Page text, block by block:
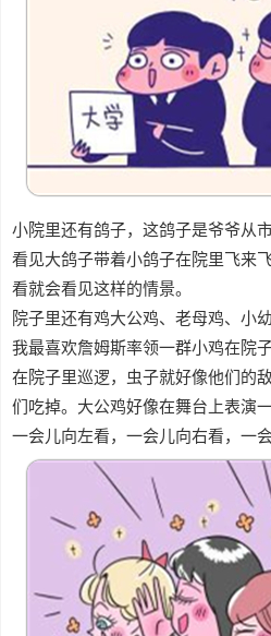
小院里还有鸽子，这鸽子是爷爷从
看见大鸽子带着小鸽子在院里飞来
看就会看见这样的情景。
院子里还有鸡大公鸡、老母鸡、小
我最喜欢詹姆斯率领一群小鸡在院
在院子里巡逻，虫子就好像他们的
们吃掉。大公鸡好像在舞台上表演
一会儿向左看，一会儿向右看，一